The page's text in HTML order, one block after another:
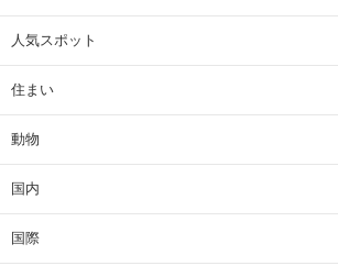
人気スポット
住まい
動物
国内
国際